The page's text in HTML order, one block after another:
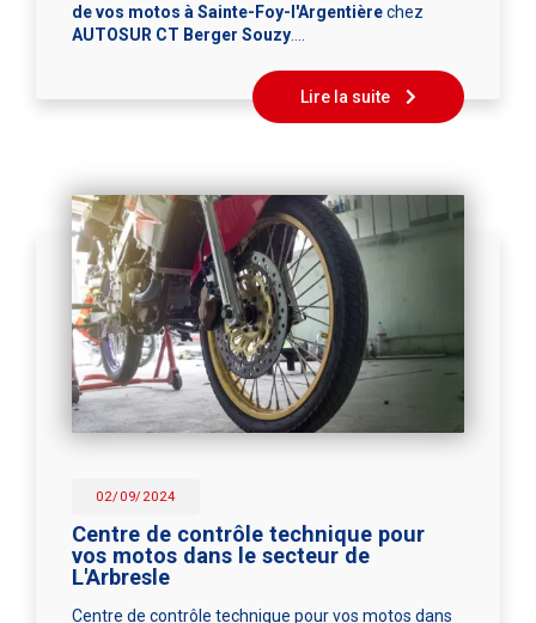
de vos motos à Sainte-Foy-l'Argentièrechez
AUTOSUR CT Berger Souzy
Lire la suite
02/09/2024
Centre de contrôle technique pour
vos motos dans le secteur de
L'Arbresle
Centre de contrôle technique pour vos motos dans